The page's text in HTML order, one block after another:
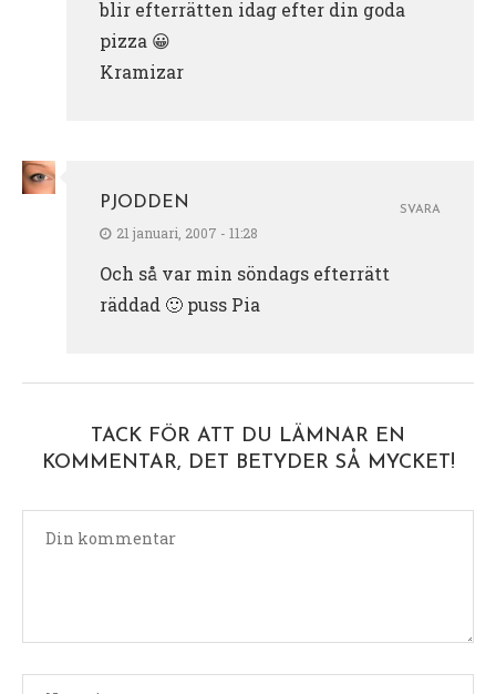
blir efterrätten idag efter din goda
pizza 😀
Kramizar
PJODDEN
21 januari, 2007 - 11:28
Och så var min söndags efterrätt
räddad 🙂 puss Pia
SVARA
TACK FÖR ATT DU LÄMNAR EN
KOMMENTAR, DET BETYDER SÅ MYCKET!